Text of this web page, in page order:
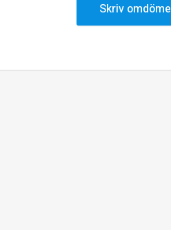
Skriv omdöme